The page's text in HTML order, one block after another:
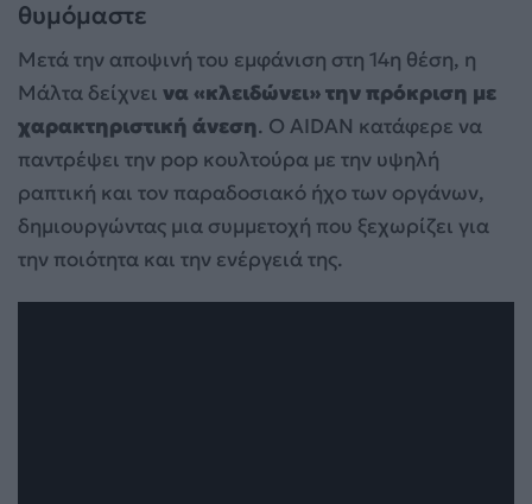
θυμόμαστε
Μετά την αποψινή του εμφάνιση στη 14η θέση, η
Μάλτα δείχνει να «κλειδώνει» την πρόκριση με
χαρακτηριστική άνεση. Ο AIDAN κατάφερε να
παντρέψει την pop κουλτούρα με την υψηλή
ραπτική και τον παραδοσιακό ήχο των οργάνων,
δημιουργώντας μια συμμετοχή που ξεχωρίζει για
την ποιότητα και την ενέργειά της.